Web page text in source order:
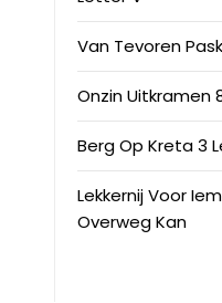
Van Tevoren
Onzin Uitkramen
Berg Op Kreta 3
Lekkernij Voor
Overweg Kan